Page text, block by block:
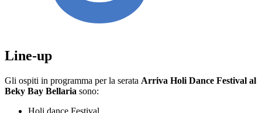
Line-up
Gli ospiti in programma per la serata Arriva Holi Dance Festival al
Beky Bay Bellaria sono: